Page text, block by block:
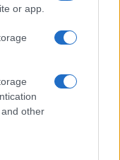
or app.
other
pasando en 2026?